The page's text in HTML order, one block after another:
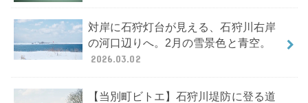
対岸に石狩灯台が見える、石狩川右岸
の河口辺りへ。2月の雪景色と青空。
2026.03.02
【当別町ビトエ】石狩川堤防に登る道